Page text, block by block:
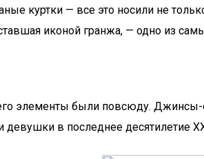
куртки — все это носили не
иконой гранжа, — одно из
элементы были повсюду.
в последнее десятилетие